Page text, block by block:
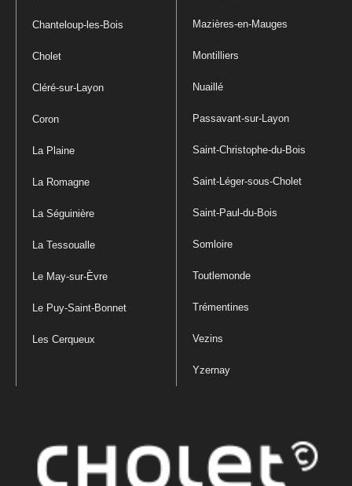
Chanteloup-les-Bois
Cholet
Cléré-sur-Layon
Coron
La Plaine
La Romagne
La Séguinière
La Tessoualle
Le May-sur-Èvre
Le Puy-Saint-Bonnet
Les Cerqueux
Mazières-en-Mauges
Montilliers
Nuaillé
Passavant-sur-Layon
Saint-Christophe-du-Bois
Saint-Léger-sous-Cholet
Saint-Paul-du-Bois
Somloire
Toutlemonde
Trémentines
Vezins
Yzernay